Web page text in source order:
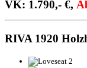
VK: 1.790,- €,
RIVA 1920